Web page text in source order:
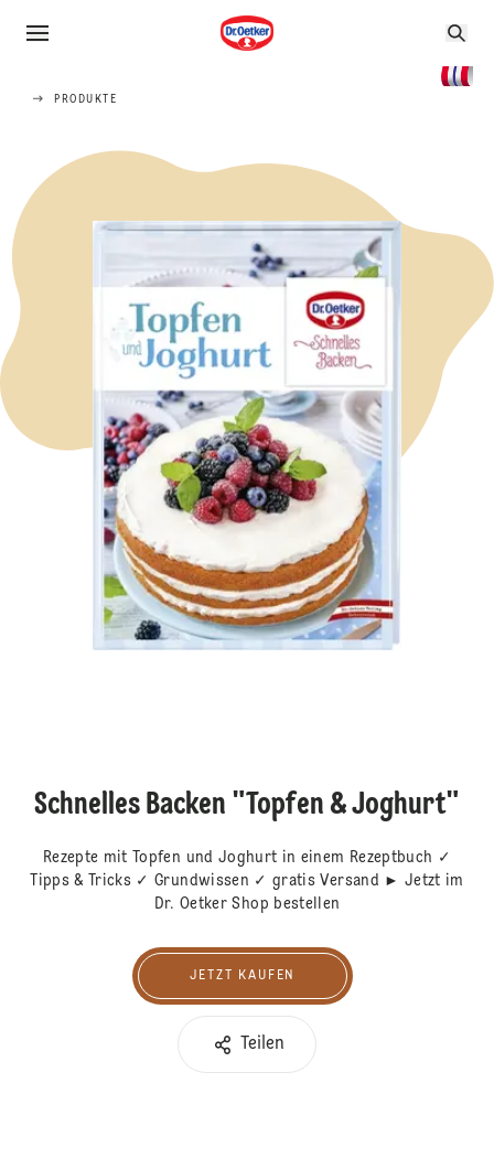
PRODUKTE
Schnelles Backen "Topfen & Joghurt"
Rezepte mit Topfen und Joghurt in einem Rezeptbuch ✓
Tipps & Tricks ✓ Grundwissen ✓ gratis Versand ► Jetzt im
Dr. Oetker Shop bestellen
Jetzt kaufen
JETZT KAUFEN
Teilen